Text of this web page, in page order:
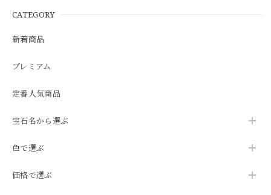
CATEGORY
新着商品
プレミアム
定番人気商品
宝石名から選ぶ
色で選ぶ
価格で選ぶ